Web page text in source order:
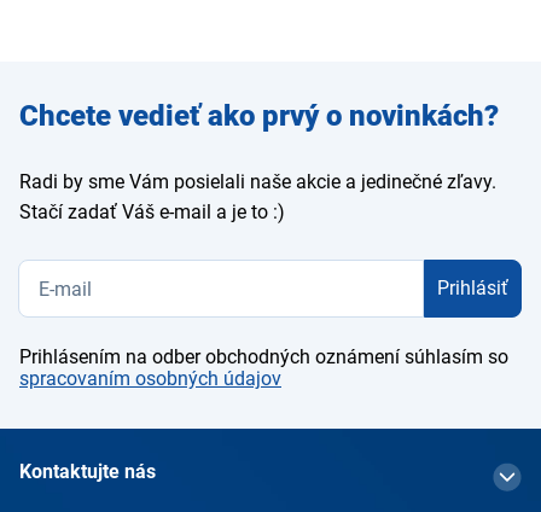
Zadajte
e-mail
Chcete vedieť ako prvý o novinkách?
Radi by sme Vám posielali naše akcie a jedinečné zľavy.
Stačí zadať Váš e-mail a je to :)
Prihlásiť
Prihlásením na odber obchodných oznámení súhlasím so
spracovaním osobných údajov
Kontaktujte nás